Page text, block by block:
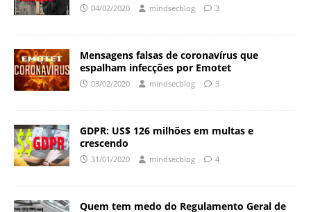
04/02/2020 mindsecblog 3
Mensagens falsas de coronavírus que
espalham infecções por Emotet
03/02/2020 mindsecblog 3
GDPR: US$ 126 milhões em multas e
crescendo
31/01/2020 mindsecblog 4
Quem tem medo do Regulamento Geral de